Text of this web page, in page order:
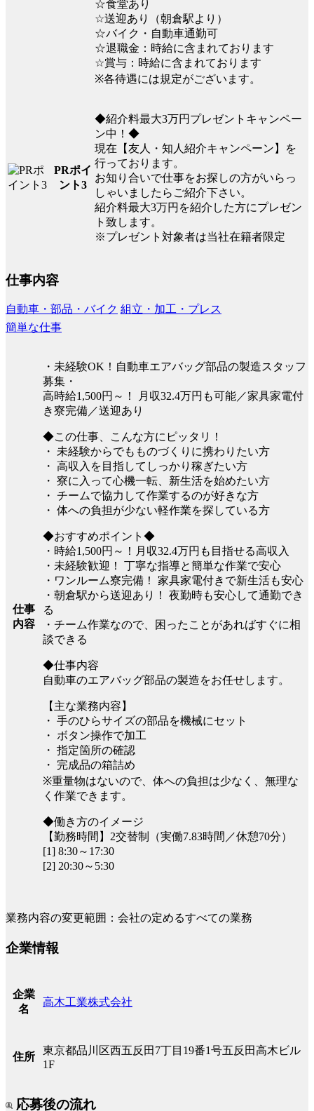
☆食堂あり
☆送迎あり（朝倉駅より）
☆バイク・自動車通勤可
☆退職金：時給に含まれております
☆賞与：時給に含まれております
※各待遇には規定がございます。
PRポイ
ント3
◆紹介料最大3万円プレゼントキャンペー
ン中！◆
現在【友人・知人紹介キャンペーン】を
行っております。
お知り合いで仕事をお探しの方がいらっ
しゃいましたらご紹介下さい。
紹介料最大3万円を紹介した方にプレゼン
ト致します。
※プレゼント対象者は当社在籍者限定
仕事内容
自動車・部品・バイク 組立・加工・プレス
簡単な仕事
仕事
内容
・未経験OK！自動車エアバッグ部品の製造スタッフ
募集・
高時給1,500円～！ 月収32.4万円も可能／家具家電付
き寮完備／送迎あり
◆この仕事、こんな方にピッタリ！
・ 未経験からでもものづくりに携わりたい方
・ 高収入を目指してしっかり稼ぎたい方
・ 寮に入って心機一転、新生活を始めたい方
・ チームで協力して作業するのが好きな方
・ 体への負担が少ない軽作業を探している方
◆おすすめポイント◆
・時給1,500円～！月収32.4万円も目指せる高収入
・未経験歓迎！ 丁寧な指導と簡単な作業で安心
・ワンルーム寮完備！ 家具家電付きで新生活も安心
・朝倉駅から送迎あり！ 夜勤時も安心して通勤でき
る
・チーム作業なので、困ったことがあればすぐに相
談できる
◆仕事内容
自動車のエアバッグ部品の製造をお任せします。
【主な業務内容】
・ 手のひらサイズの部品を機械にセット
・ ボタン操作で加工
・ 指定箇所の確認
・ 完成品の箱詰め
※重量物はないので、体への負担は少なく、無理な
く作業できます。
◆働き方のイメージ
【勤務時間】2交替制（実働7.83時間／休憩70分）
[1] 8:30～17:30
[2] 20:30～5:30
業務内容の変更範囲：会社の定めるすべての業務
企業情報
企業
名
高木工業株式会社
住所
東京都品川区西五反田7丁目19番1号五反田高木ビル
1F
応募後の流れ